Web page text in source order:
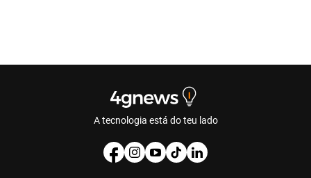
A tecnologia está do teu lado